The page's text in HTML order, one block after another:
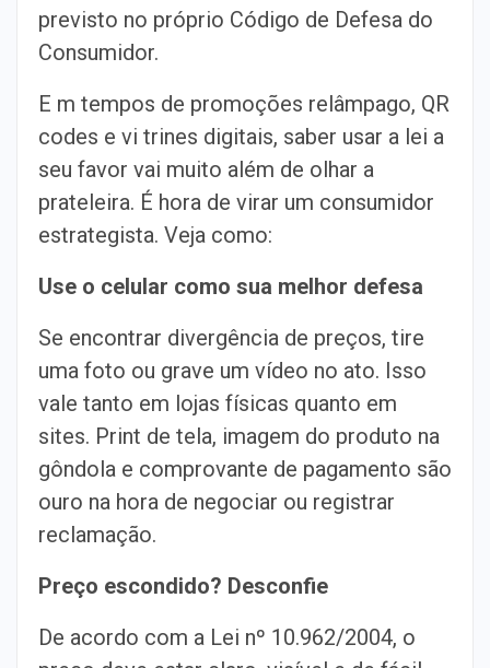
previsto no próprio Código de Defesa do
Consumidor.
E m tempos de promoções relâmpago, QR
codes e vi trines digitais, saber usar a lei a
seu favor vai muito além de olhar a
prateleira. É hora de virar um consumidor
estrategista. Veja como:
Use o celular como sua melhor defesa
Se encontrar divergência de preços, tire
uma foto ou grave um vídeo no ato. Isso
vale tanto em lojas físicas quanto em
sites. Print de tela, imagem do produto na
gôndola e comprovante de pagamento são
ouro na hora de negociar ou registrar
reclamação.
Preço escondido? Desconfie
De acordo com a Lei nº 10.962/2004, o